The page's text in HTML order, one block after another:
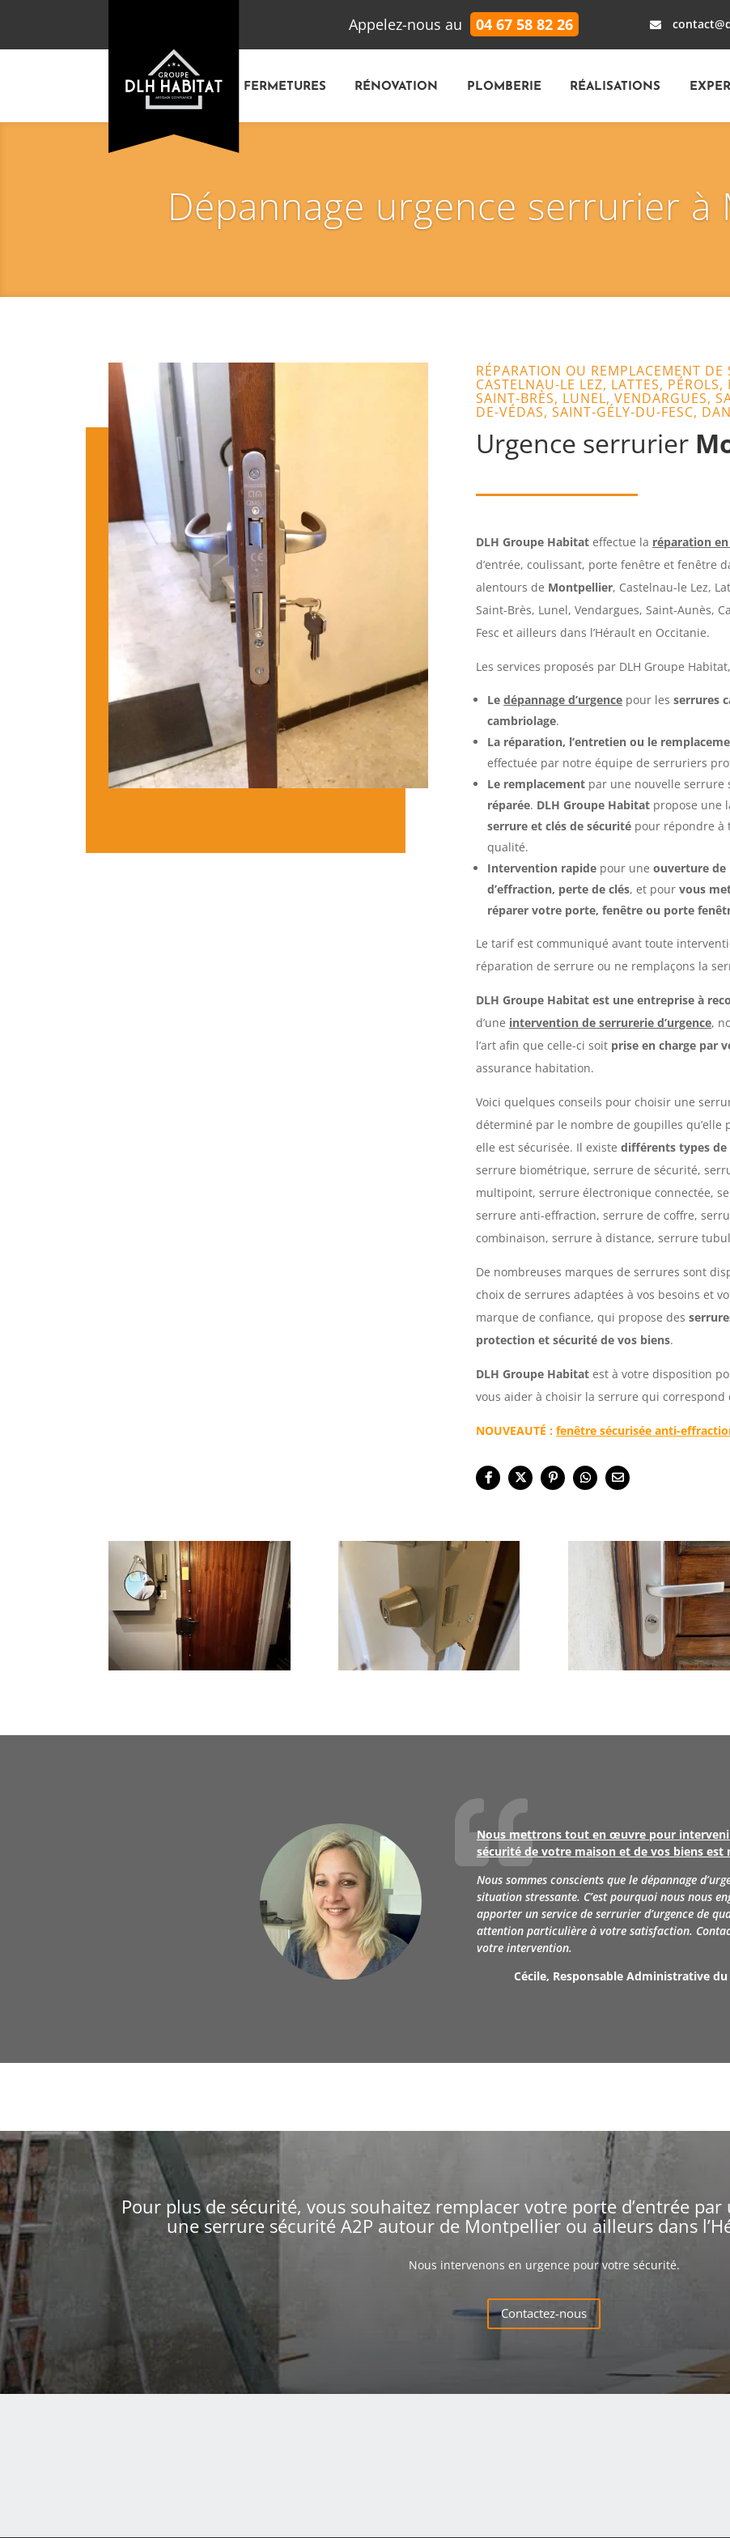
Appelez-nous au 04 67 58 82 26 
FERMETURES RÉNOVATION PLOMBERIE RÉALISATIONS
Dépannage urgence serrurier
RÉPARATION OU REMPLACEMENT DE
CASTELNAU-LE LEZ, LATTES,
SAINT-BRÈS, LUNEL, VENDARGUES,
DE-VÉDAS, SAINT-GÉLY-DU-FESC,
Urgence serrurier
DLH Groupe Habitat effectue la réparation
d’entrée, coulissant, porte fenêtre et fenêtre
alentours de Montpellier, Castelnau-le Lez,
Saint-Brès, Lunel, Vendargues, Saint-Aunès,
Fesc et ailleurs dans l’Hérault en Occitanie.
Les services proposés par DLH Groupe
Ledépannage d’urgence pour lesserrures
cambriolage.
La réparation, l’entretien ou le
effectuée par notre équipe de serruriers
Le remplacement par une nouvelle serrure
réparée. DLH Groupe Habitat propose une
serrure et clés de sécurité pour répondre à
qualité.
Intervention rapide pour une ouverture
d’effraction, perte de clés, et pour vous
réparer votre porte, fenêtre ou porte
Le tarif est communiqué avant toute
réparation de serrure ou ne remplaçons la
DLH Groupe Habitat est une entreprise à
d’une intervention de serrurerie d’urgence,
l’art afin que celle-ci soit prise en charge par
assurance habitation.
Voici quelques conseils pour choisir une
déterminé par le nombre de goupilles qu’elle
elle est sécurisée. Il existedifférents types de
serrure biométrique,serrure de sécurité,
multipoint, serrure électronique connectée,
serrure anti-effraction, serrure de coffre,
combinaison, serrure à distance, serrure
De nombreuses marques de serrures sont
choix de serrures adaptées à vos besoins et
marque de confiance, qui propose des
protection et sécurité de vos biens.
DLH Groupe Habitat est à votre disposition
vous aider à choisir la serrure qui
NOUVEAUTÉ :fenêtre sécurisée anti-
Nous mettrons tout en œuvre pour
sécurité de votre maison et de vos biens
Nous sommes conscients que le dépannage
situation stressante. C’est pourquoi nous nous
apporter un service de serrurier d’urgence de
attention particulière à votre satisfaction.
votre intervention.
Cécile, Responsable Administrative

Pour plus de sécurité, vous souhaitez remplacer votre porte d’entrée
une serrure sécurité A2P autour de Montpellier ou ailleurs dans
Nous intervenons en urgence pour votre sécurité.
Contactez-nous